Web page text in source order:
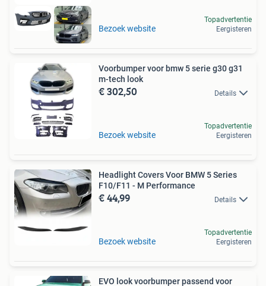
Bezoek website
Topadvertentie
Eergisteren
Voorbumper voor bmw 5 serie g30 g31
m-tech look
€ 302,50 Details
Bezoek website
Topadvertentie
Eergisteren
Headlight Covers Voor BMW 5 Series
F10/F11 - M Performance
€ 44,99 Details
Bezoek website
Topadvertentie
Eergisteren
EVO look voorbumper passend voor